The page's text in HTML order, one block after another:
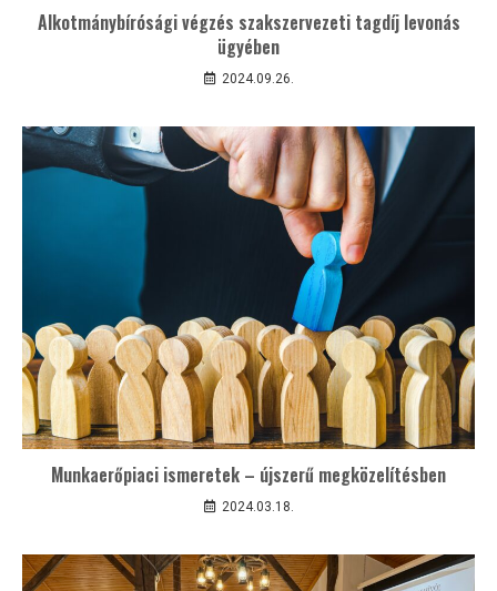
Alkotmánybírósági végzés szakszervezeti tagdíj levonás
ügyében
2024.09.26.
Munkaerőpiaci ismeretek – újszerű megközelítésben
2024.03.18.